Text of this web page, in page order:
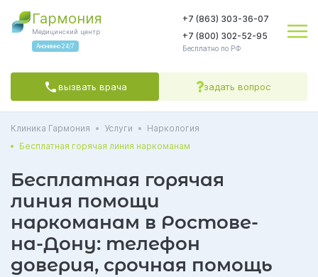
Гармония
Медицинский центр
Анонимно 24/7
+7 (863) 303-36-07
+7 (800) 302-52-95
Бесплатно по РФ
вызвать врача задать вопрос
Яндекс.Метрика
Политикой обработки Политикой конфиденциальности
соглашением
Клиника Гармония Услуги
Наркология
Бесплатная горячая линия наркоманам
Бесплатная горячая
линия помощи
наркоманам в Ростове-
на-Дону: телефон
доверия, срочная помощь